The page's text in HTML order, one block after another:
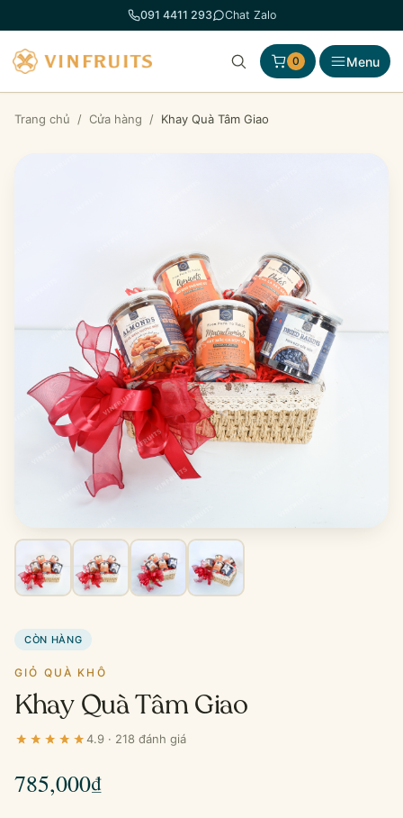
đến
phần
nội
dung
091 4411 293 Chat Zalo
0 Menu
Trang chủ / Cửa hàng / Khay Quà Tâm Giao
CÒN HÀNG
GIỎ QUÀ KHÔ
Khay Quà Tâm Giao
4.9 · 218 đánh giá
785,000₫